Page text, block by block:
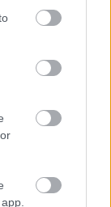
és
amelyeknek
Az
"chewy", így
elmondani.